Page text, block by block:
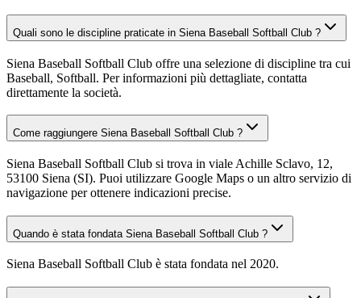
Quali sono le discipline praticate in Siena Baseball Softball Club ?
Siena Baseball Softball Club offre una selezione di discipline tra cui
Baseball, Softball. Per informazioni più dettagliate, contatta
direttamente la società.
Come raggiungere Siena Baseball Softball Club ?
Siena Baseball Softball Club si trova in viale Achille Sclavo, 12,
53100 Siena (SI). Puoi utilizzare Google Maps o un altro servizio di
navigazione per ottenere indicazioni precise.
Quando è stata fondata Siena Baseball Softball Club ?
Siena Baseball Softball Club è stata fondata nel 2020.